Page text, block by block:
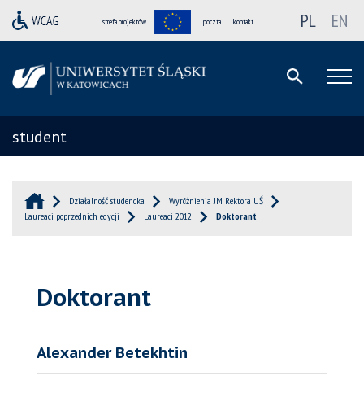
strefa projektów poczta kontakt PL EN
student
Działalność studencka
Wyróżnienia JM Rektora UŚ
Laureaci poprzednich edycji
Laureaci 2012 Doktorant
Doktorant
Alexander Betekhtin